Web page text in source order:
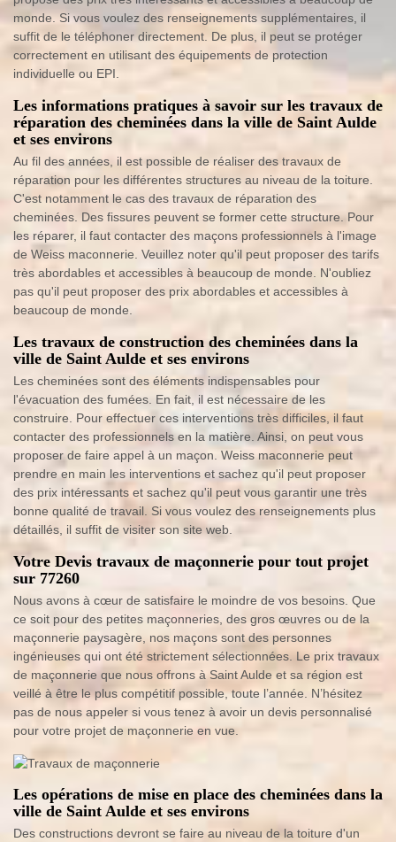
monde. Si vous voulez des renseignements supplémentaires, il
suffit de le téléphoner directement. De plus, il peut se protéger
correctement en utilisant des équipements de protection
individuelle ou EPI.
Les informations pratiques à savoir sur les travaux de
réparation des cheminées dans la ville de Saint Aulde
et ses environs
Au fil des années, il est possible de réaliser des travaux de
réparation pour les différentes structures au niveau de la toiture.
C'est notamment le cas des travaux de réparation des
cheminées. Des fissures peuvent se former cette structure. Pour
les réparer, il faut contacter des maçons professionnels à l'image
de Weiss maconnerie. Veuillez noter qu'il peut proposer des tarifs
très abordables et accessibles à beaucoup de monde. N'oubliez
pas qu'il peut proposer des prix abordables et accessibles à
beaucoup de monde.
Les travaux de construction des cheminées dans la
ville de Saint Aulde et ses environs
Les cheminées sont des éléments indispensables pour
l'évacuation des fumées. En fait, il est nécessaire de les
construire. Pour effectuer ces interventions très difficiles, il faut
contacter des professionnels en la matière. Ainsi, on peut vous
proposer de faire appel à un maçon. Weiss maconnerie peut
prendre en main les interventions et sachez qu'il peut proposer
des prix intéressants et sachez qu'il peut vous garantir une très
bonne qualité de travail. Si vous voulez des renseignements plus
détaillés, il suffit de visiter son site web.
Votre Devis travaux de maçonnerie pour tout projet
sur 77260
Nous avons à cœur de satisfaire le moindre de vos besoins. Que
ce soit pour des petites maçonneries, des gros œuvres ou de la
maçonnerie paysagère, nos maçons sont des personnes
ingénieuses qui ont été strictement sélectionnées. Le prix travaux
de maçonnerie que nous offrons à Saint Aulde et sa région est
veillé à être le plus compétitif possible, toute l’année. N’hésitez
pas de nous appeler si vous tenez à avoir un devis personnalisé
pour votre projet de maçonnerie en vue.
Les opérations de mise en place des cheminées dans la
ville de Saint Aulde et ses environs
Des constructions devront se faire au niveau de la toiture d'un